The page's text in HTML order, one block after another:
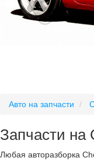
Авто на запчасти
Запчасти на
Любая авторазборка